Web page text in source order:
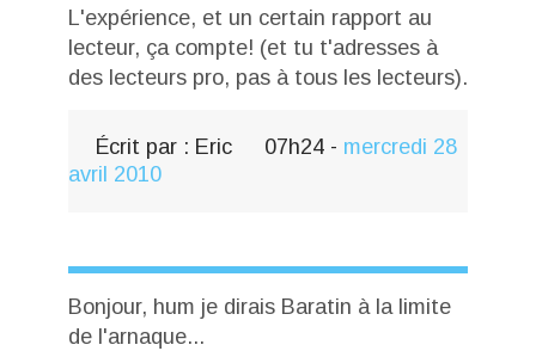
L'expérience, et un certain rapport au
lecteur, ça compte! (et tu t'adresses à
des lecteurs pro, pas à tous les lecteurs).
Écrit par : Eric 07h24 - mercredi 28
avril 2010
Bonjour, hum je dirais Baratin à la limite
de l'arnaque...